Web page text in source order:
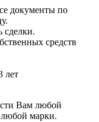
документы по
сделки.
средств
лет
Вам любой
любой марки.